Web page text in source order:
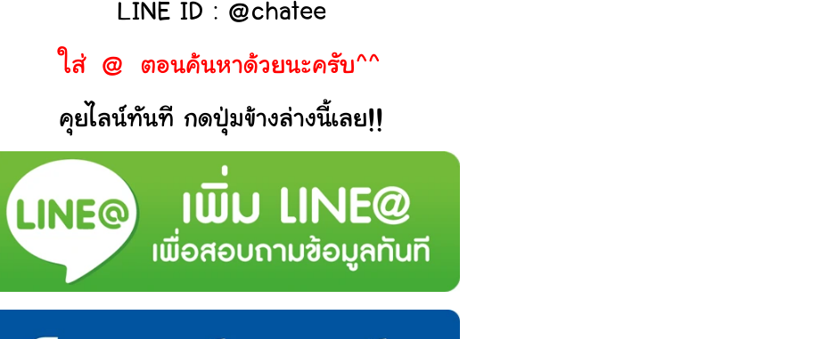
LINE ID : @chatee
ใส่ @ ตอนค้นหาด้วยนะครับ^^
คุยไลน์ทันที กดปุ่มข้างล่างนี้เลย!!